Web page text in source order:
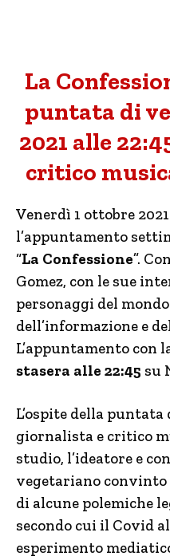
La
puntata di
2021 alle
critico
Venerdì 1 ottobre
l’appuntamento
“La Confessione”.
Gomez, con le sue
personaggi del
dell’informazione e
L’appuntamento con
stasera alle 22:45 su
L’ospite della
giornalista e critico
studio, l’ideatore e
vegetariano convinto
di alcune polemiche
secondo cui il Covid
esperimento